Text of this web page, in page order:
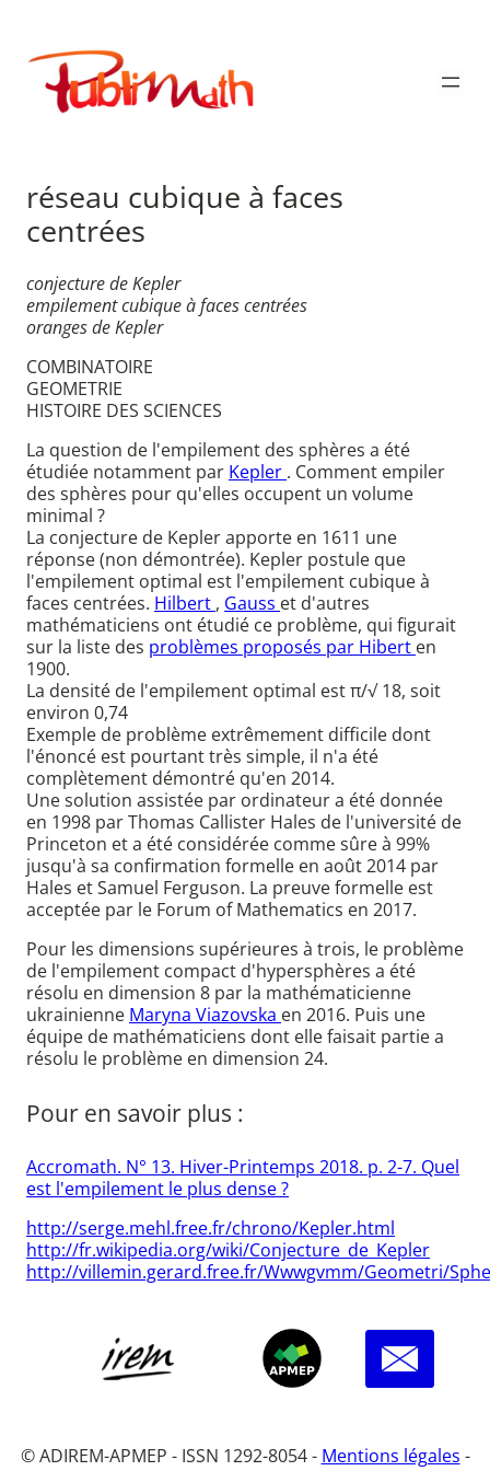
contenu
Publimath
réseau cubique à faces
centrées
conjecture de Kepler
empilement cubique à faces centrées
oranges de Kepler
COMBINATOIRE
GEOMETRIE
HISTOIRE DES SCIENCES
La question de l'empilement des sphères a été
étudiée notamment par Kepler . Comment empiler
des sphères pour qu'elles occupent un volume
minimal ?
La conjecture de Kepler apporte en 1611 une
réponse (non démontrée). Kepler postule que
l'empilement optimal est l'empilement cubique à
faces centrées. Hilbert , Gauss et d'autres
mathématiciens ont étudié ce problème, qui figurait
sur la liste des problèmes proposés par Hibert en
1900.
La densité de l'empilement optimal est π/√ 18, soit
environ 0,74
Exemple de problème extrêmement difficile dont
l'énoncé est pourtant très simple, il n'a été
complètement démontré qu'en 2014.
Une solution assistée par ordinateur a été donnée
en 1998 par Thomas Callister Hales de l'université de
Princeton et a été considérée comme sûre à 99%
jusqu'à sa confirmation formelle en août 2014 par
Hales et Samuel Ferguson. La preuve formelle est
acceptée par le Forum of Mathematics en 2017.
Pour les dimensions supérieures à trois, le problème
de l'empilement compact d'hypersphères a été
résolu en dimension 8 par la mathématicienne
ukrainienne Maryna Viazovska en 2016. Puis une
équipe de mathématiciens dont elle faisait partie a
résolu le problème en dimension 24.
Pour en savoir plus :
Accromath. N° 13. Hiver-Printemps 2018. p. 2-7. Quel
est l'empilement le plus dense ?
http://serge.mehl.free.fr/chrono/Kepler.html
http://fr.wikipedia.org/wiki/Conjecture_de_Kepler
http://villemin.gerard.free.fr/Wwwgvmm/Geometri/
© ADIREM-APMEP - ISSN 1292-8054 - Mentions légales -